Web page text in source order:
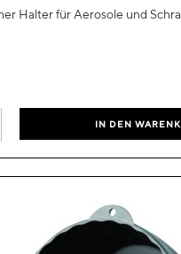
Halter für Aerosole und
IN DEN